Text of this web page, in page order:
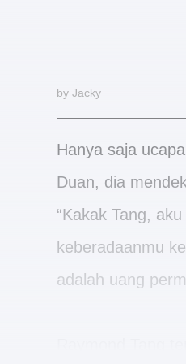
by Jacky
Hanya saja
Duan, dia
“Kakak Tang,
keberadaanmu
adalah uang